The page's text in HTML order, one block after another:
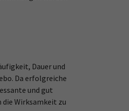
Dauer und
Da erfolgreiche
und gut
Wirksamkeit zu